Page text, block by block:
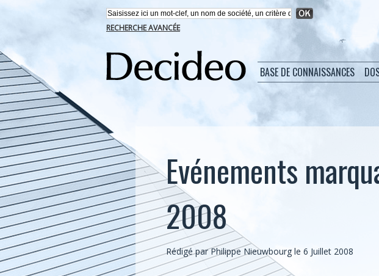
RECHERCHE AVANCÉE
BASE DE CONNAISSANCES
Evénements
2008
Rédigé parPhilippe Nieuwbourgle 6 Juillet 2008